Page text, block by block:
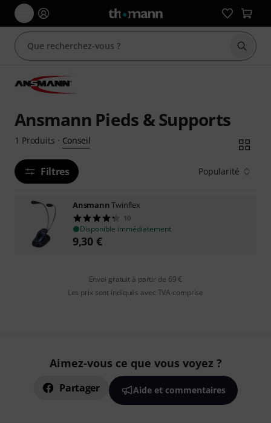
Ansmann Pieds & Supports
1 Produits · Conseil
Filtres Popularité
AnsmannTwinflex
10
Disponible immédiatement
9,30 €
Envoi gratuit à partir de 69 €
Les prix sont indiqués avec TVA comprise
Aimez-vous ce que vous voyez ?
Partager Aide et commentaires